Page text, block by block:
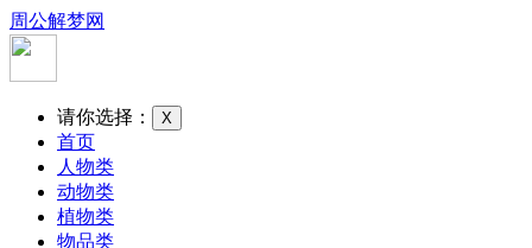
周公解梦网
请你选择： X
首页
人物类
动物类
植物类
物品类